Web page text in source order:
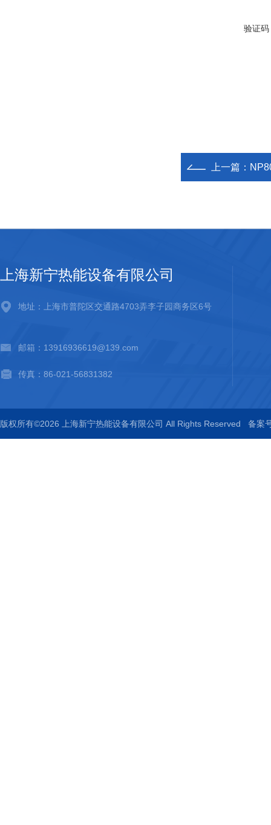
验证码
上一篇：
上海新宁热能设备有限公司
地址：上海市普陀区交通路4703弄李子园商务区6号
邮箱：13916936619@139.com
传真：86-021-56831382
版权所有©2026 上海新宁热能设备有限公司 All Rights Reserved 备案